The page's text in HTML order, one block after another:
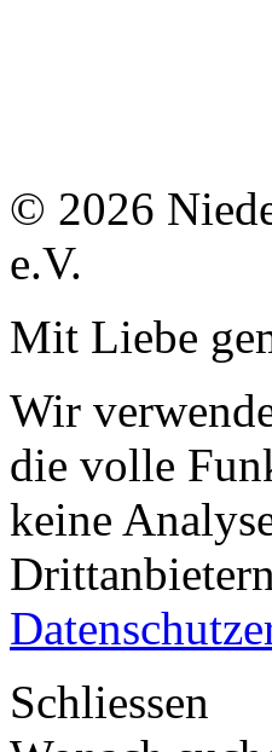
© 2026
e.V.
Mit Liebe
Wir
die volle
keine
Schliessen